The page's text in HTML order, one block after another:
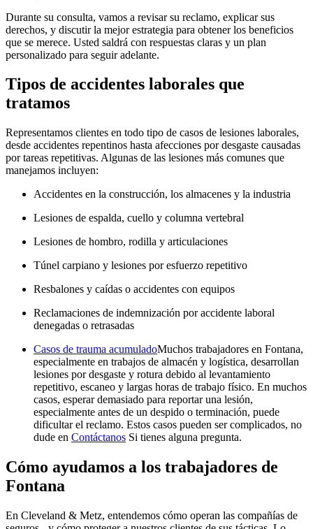
Durante su consulta, vamos a revisar su reclamo, explicar sus
derechos, y discutir la mejor estrategia para obtener los beneficios
que se merece. Usted saldrá con respuestas claras y un plan
personalizado para seguir adelante.
Tipos de accidentes laborales que
tratamos
Representamos clientes en todo tipo de casos de lesiones laborales,
desde accidentes repentinos hasta afecciones por desgaste causadas
por tareas repetitivas. Algunas de las lesiones más comunes que
manejamos incluyen:
Accidentes en la construcción, los almacenes y la industria
Lesiones de espalda, cuello y columna vertebral
Lesiones de hombro, rodilla y articulaciones
Túnel carpiano y lesiones por esfuerzo repetitivo
Resbalones y caídas o accidentes con equipos
Reclamaciones de indemnización por accidente laboral
denegadas o retrasadas
Casos de trauma acumuladoMuchos trabajadores en Fontana,
especialmente en trabajos de almacén y logística, desarrollan
lesiones por desgaste y rotura debido al levantamiento
repetitivo, escaneo y largas horas de trabajo físico. En muchos
casos, esperar demasiado para reportar una lesión,
especialmente antes de un despido o terminación, puede
dificultar el reclamo. Estos casos pueden ser complicados, no
dude en Contáctanos Si tienes alguna pregunta.
Cómo ayudamos a los trabajadores de
Fontana
En Cleveland & Metz, entendemos cómo operan las compañías de